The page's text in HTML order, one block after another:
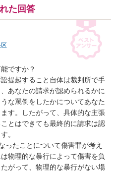
た回答
ですか？
提起すること自体は裁判所で手
あなたの請求が認められるかに
な罵倒をしたかについてあなた
す。したがって、具体的な主張
とはできても最終的に請求は認
。
ったことについて傷害罪が考え
物理的な暴行によって傷害を負
がって、物理的な暴行がない場